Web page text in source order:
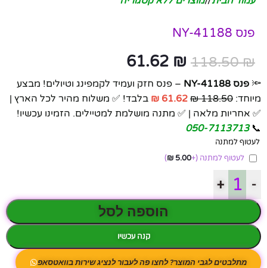
פנס NY-41188
118.50₪
61.62 ₪
🔦 פנס NY-41188
– פנס חזק ועמיד לקמפינג וטיולים! מבצע
מיוחד: 118.50 ₪
61.62 ₪
בלבד! ✅ משלוח מהיר לכל הארץ |
✅ אחריות מלאה | ✅ מתנה מושלמת למטיילים. הזמינו עכשיו!
📞
050-7113713
לעטוף למתנה
לעטוף למתנה (+
5.00
₪
)
-
+
הוספה לסל
קנה עכשיו
מתלבטים לגבי המוצר? לחצו פה לעבור לנציג שירות בוואטסאפ